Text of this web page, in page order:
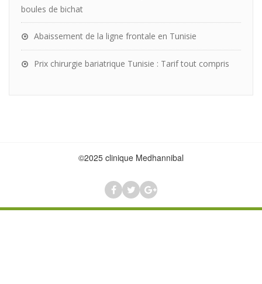
boules de bichat
Abaissement de la ligne frontale en Tunisie
Prix chirurgie bariatrique Tunisie : Tarif tout compris
©2025 clinique Medhannibal